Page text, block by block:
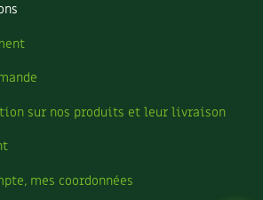
sur nos produits et leur livraison
mes coordonnées